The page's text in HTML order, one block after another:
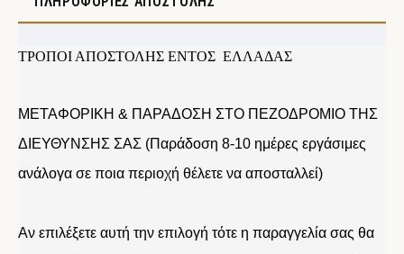
ΤΡΟΠΟΙ ΑΠΟΣΤΟΛΗΣ ΕΝΤΟΣ ΕΛΛΑΔΑΣ
ΜΕΤΑΦΟΡΙΚΗ & ΠΑΡΑΔΟΣΗ ΣΤΟ ΠΕΖΟΔΡΟΜΙΟ ΤΗΣ
ΔΙΕΥΘΥΝΣΗΣ ΣΑΣ (Παράδοση 8-10 ημέρες εργάσιμες
ανάλογα σε ποια περιοχή θέλετε να αποσταλλεί)
Αν επιλέξετε αυτή την επιλογή τότε η παραγγελία σας θα